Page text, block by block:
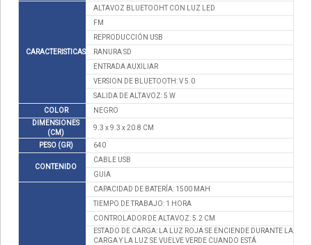
CARACTERISTICAS
ALTAVOZ BLUETOOHT CON LUZ LED
FM
REPRODUCCIÓN USB
RANURA SD
ENTRADA AUXILIAR
VERSION DE BLUETOOTH: V 5.0
SALIDA DE ALTAVOZ: 5 W
COLOR
NEGRO
DIMENSIONES
(CM)
9.3 x 9.3 x 20.8 CM
PESO (GR) 640
CONTENIDO
CABLE USB
GUIA
CAPACIDAD DE BATERÍA: 1500 MAH
TIEMPO DE TRABAJO: 1 HORA
CONTROLADOR DE ALTAVOZ: 5.2 CM
ESTADO DE CARGA: LA LUZ ROJA SE ENCIENDE DURANTE LA
CARGA Y LA LUZ SE VUELVE VERDE CUANDO ESTÁ